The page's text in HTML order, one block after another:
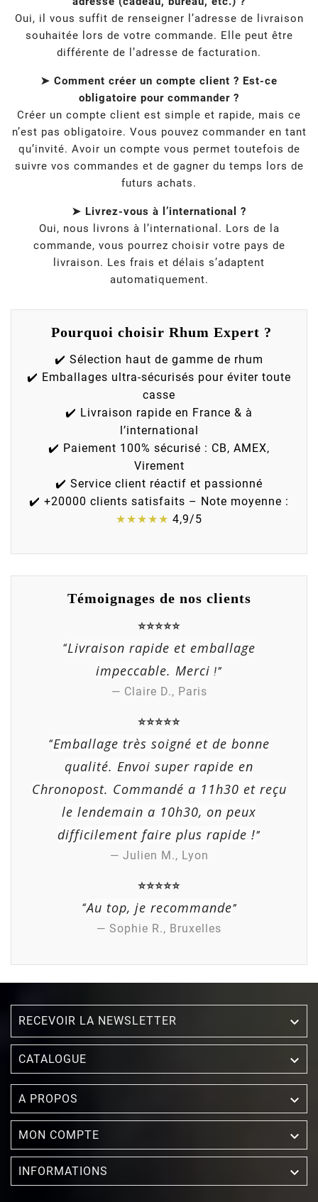
Oui, il vous suffit de renseigner l’adresse de livraison
souhaitée lors de votre commande. Elle peut être
différente de l’adresse de facturation.
➤ Comment créer un compte client ? Est-ce
obligatoire pour commander ?
Créer un compte client est simple et rapide, mais ce
n’est pas obligatoire. Vous pouvez commander en tant
qu’invité. Avoir un compte vous permet toutefois de
suivre vos commandes et de gagner du temps lors de
futurs achats.
➤ Livrez-vous à l’international ?
Oui, nous livrons à l’international. Lors de la
commande, vous pourrez choisir votre pays de
livraison. Les frais et délais s’adaptent
automatiquement.
Pourquoi choisir Rhum Expert ?
✔️ Sélection haut de gamme de rhum
✔️ Emballages ultra-sécurisés pour éviter toute
casse
✔️ Livraison rapide en France & à
l’international
✔️ Paiement 100% sécurisé : CB, AMEX,
Virement
✔️ Service client réactif et passionné
✔️ +20000 clients satisfaits – Note moyenne :
★★★★★ 4,9/5
Témoignages de nos clients
⭐⭐⭐⭐⭐
“Livraison rapide et emballage
impeccable. Merci !”
— Claire D., Paris
⭐⭐⭐⭐⭐
“Emballage très soigné et de bonne
qualité. Envoi super rapide en
Chronopost. Commandé a 11h30 et reçu
le lendemain a 10h30, on peux
difficilement faire plus rapide !”
— Julien M., Lyon
⭐⭐⭐⭐⭐
“Au top, je recommande”
— Sophie R., Bruxelles
RECEVOIR LA NEWSLETTER 
CATALOGUE 
A PROPOS 
MON COMPTE 
INFORMATIONS 